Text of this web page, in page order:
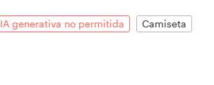
IA generativa no permitida Camiseta